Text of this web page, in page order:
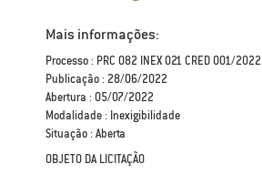
Mais informações:
Processo : PRC 082 INEX 021 CRED 001/2022
Publicação : 28/06/2022
Abertura : 05/07/2022
Modalidade : Inexigibilidade
Situação : Aberta
OBJETO DA LICITAÇÃO